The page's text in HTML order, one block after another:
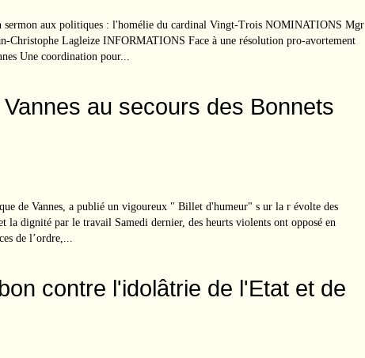
sermon aux politiques : l'homélie du cardinal Vingt-Trois NOMINATIONS Mgr
Christophe Lagleize INFORMATIONS Face à une résolution pro-avortement
Une coordination pour...
au secours des Bonnets
de Vannes, a publié un vigoureux " Billet d'humeur" s ur la r évolte des
la dignité par le travail Samedi dernier, des heurts violents ont opposé en
de l’ordre,...
contre l'idolâtrie de l'Etat et de